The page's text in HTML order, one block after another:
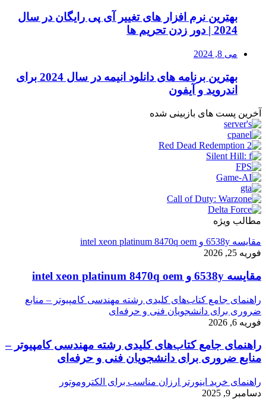
بهترین نرم افزار های تغییر آی پی رایگان در سال
2024 | دور زدن تحریم ها
می 8, 2024
بهترین برنامه های دانلود انیمه در سال 2024 برای
اندروید و آیفون
آخرین پست های بازبینی شده
مطالب ویژه
مقایسه 6538y و intel xeon platinum 8470q oem
فوریه 25, 2026
مقایسه 6538y و intel xeon platinum 8470q oem
راهنمای جامع کتاب‌های کلیدی رشته مهندسی کامپیوتر – منابع
ضروری برای دانشجویان فنی و حرفه‌ای
فوریه 6, 2026
راهنمای جامع کتاب‌های کلیدی رشته مهندسی کامپیوتر –
منابع ضروری برای دانشجویان فنی و حرفه‌ای
راهنمای خرید اینورتر ارزان مناسب برای الکتروموتور
دسامبر 9, 2025